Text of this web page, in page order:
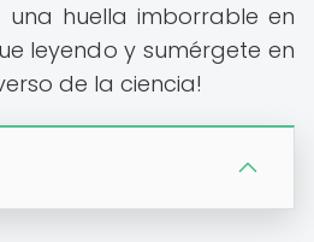
huella imborrable en
leyendo y sumérgete en
de la ciencia!